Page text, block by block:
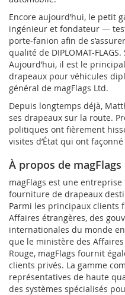
Encore aujourd’hui, le petit
ingénieur et fondateur —
porte-fanion afin de
qualité de DIPLOMAT-
Aujourd’hui, il est le
drapeaux pour véhicules
général de magFlags Ltd.
Depuis longtemps déjà,
ses drapeaux sur la route.
politiques ont fièrement
visites d’État qui ont
À propos de magFlags
magFlags est une
fourniture de drapeaux
Parmi les principaux clients
Affaires étrangères, des
internationales du monde
que le ministère des Affaires
Rouge, magFlags fournit
clients privés. La gamme
représentatives de haute
des systèmes spécialisés